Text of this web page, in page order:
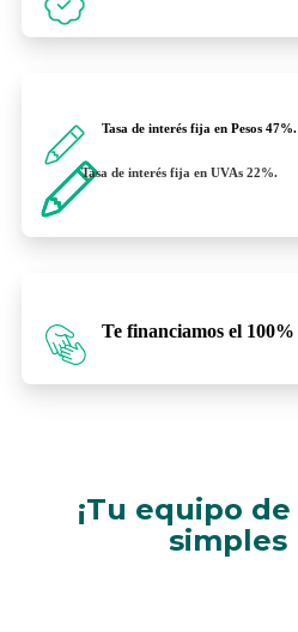
Tasa de interés fija en Pesos 47%.
Tasa de interés fija en UVAs 22%.
Te financiamos el
¡Tu equipo
simples